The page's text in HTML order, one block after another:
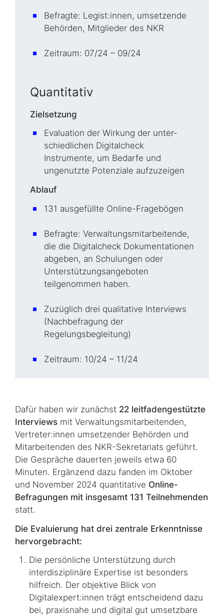
Befragte: Legist:innen, umsetzende
Behörden, Mitglieder des NKR
Zeitraum: 07/24 – 09/24
Quantitativ
Zielsetzung
Evaluation der Wirkung der un­ter­
schied­lich­en Digitalcheck
Instrumente, um Bedarfe und
ungenutzte Potenziale aufzuzeigen
Ablauf
131 ausgefüllte Online-Fragebögen
Befragte: Verwaltungsmitarbeitende,
die die Digitalcheck Dokumentationen
abgeben, an Schulungen oder
Unterstützungsangeboten
teilgenommen haben.
Zuzüglich drei qualitative Interviews
(Nachbefragung der
Regelungsbegleitung)
Zeitraum: 10/24 – 11/24
Dafür haben wir zunächst 22 leitfadengestützte
Interviews mit Ver­wal­tungs­mit­ar­bei­ten­den,
Vertreter:innen umsetzender Behörden und
Mitarbeitenden des NKR-Sekretariats geführt.
Die Gespräche dauerten jeweils etwa 60
Minuten. Ergänzend dazu fanden im Oktober
und November 2024 quantitative Online-
Befragungen mit insgesamt 131 Teil­neh­men­den
statt.
Die Evaluierung hat drei zentrale Erkenntnisse
hervorgebracht:
Die persönliche Unterstützung durch
interdisziplinäre Expertise ist besonders
hilfreich. Der objektive Blick von
Digitalexpert:innen trägt entscheidend dazu
bei, praxisnahe und digital gut umsetzbare